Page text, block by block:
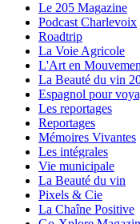
Le 205 Magazine
Podcast Charlevoix
Roadtrip
La Voie Agricole
L'Art en
La Beauté du vin
Espagnol pour
Les reportages
Reportages
Mémoires Vivantes
Les intégrales
Vie municipale
La Beauté du vin
Pixels & Cie
La Chaîne Positive